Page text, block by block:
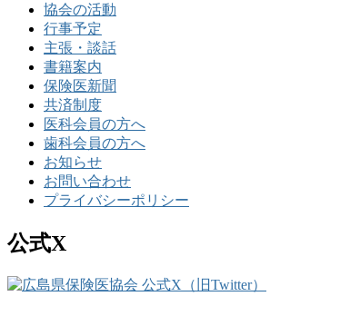
協会の活動
行事予定
主張・談話
書籍案内
保険医新聞
共済制度
医科会員の方へ
歯科会員の方へ
お知らせ
お問い合わせ
プライバシーポリシー
公式X